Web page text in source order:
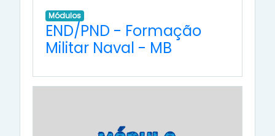
Módulos
END/PND - Formação
Militar Naval - MB